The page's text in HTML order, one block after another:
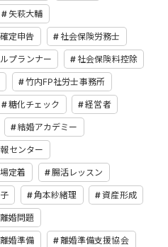
矢萩大輔
確定申告 社会保険労務士
プランナー 社会保険料控除
竹内FP社労士事務所
糖化チェック 経営者
結婚アカデミー
センター
定着 腸活レッスン
角本紗緒理 資産形成
離婚問題
離婚準備 離婚準備支援協会